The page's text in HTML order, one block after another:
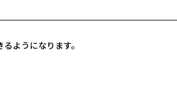
ようになります。